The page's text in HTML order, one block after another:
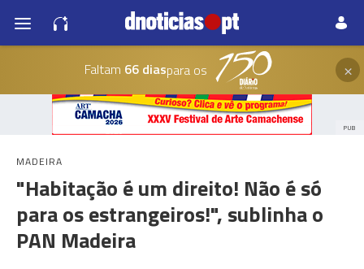
Faltam 66 diaspara os ×
PUB
MADEIRA
"Habitação é um direito! Não é só
para os estrangeiros!", sublinha o
PAN Madeira